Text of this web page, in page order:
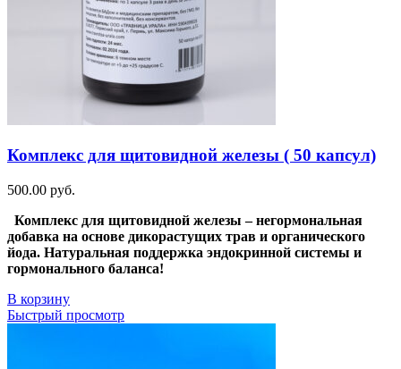
Комплекс для щитовидной железы ( 50 капсул)
500.00 руб.
Комплекс для щитовидной железы – негормональная
добавка на основе дикорастущих трав и органического
йода. Натуральная поддержка эндокринной системы и
гормонального баланса!
В корзину
Быстрый просмотр